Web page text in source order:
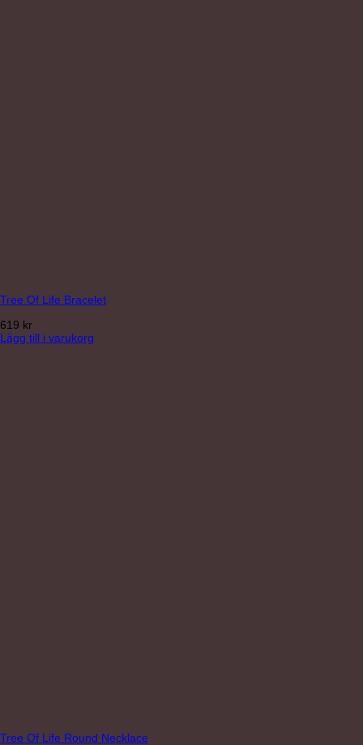
Tree Of Life Bracelet
619 kr
Lägg till i varukorg
Tree Of Life Round Necklace